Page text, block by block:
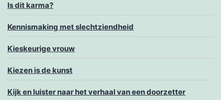
Is dit karma?
Kennismaking met slechtziendheid
Kieskeurige vrouw
Kiezen is de kunst
Kijk en luister naar het verhaal van een doorzetter